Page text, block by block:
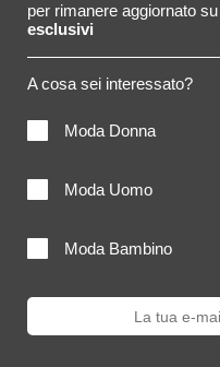
per rimanere aggiornato su
esclusivi
A cosa sei interessato?
Moda Donna
Moda Uomo
Moda Bambino